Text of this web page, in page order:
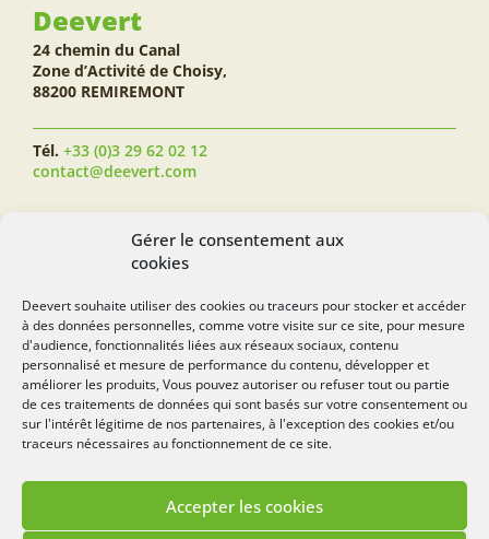
Gérer le consentement aux
cookies
Deevert souhaite utiliser des cookies ou traceurs pour stocker et accéder
à des données personnelles, comme votre visite sur ce site, pour mesure
d'audience, fonctionnalités liées aux réseaux sociaux, contenu
personnalisé et mesure de performance du contenu, développer et
améliorer les produits, Vous pouvez autoriser ou refuser tout ou partie
de ces traitements de données qui sont basés sur votre consentement ou
sur l'intérêt légitime de nos partenaires, à l'exception des cookies et/ou
traceurs nécessaires au fonctionnement de ce site.
Accepter les cookies
Deevert
24 chemin du Canal
Zone d’Activité de Choisy,
88200 REMIREMONT
Tél. +33 (0)3 29 62 02 12
contact@deevert.com
SUIVEZ-NOUS...
deevert.com
Mentions légales Politique de cookies